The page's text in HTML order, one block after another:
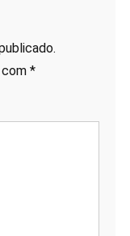
*